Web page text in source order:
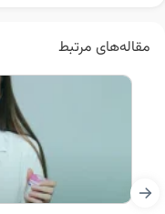
مقاله‌های مرتبط